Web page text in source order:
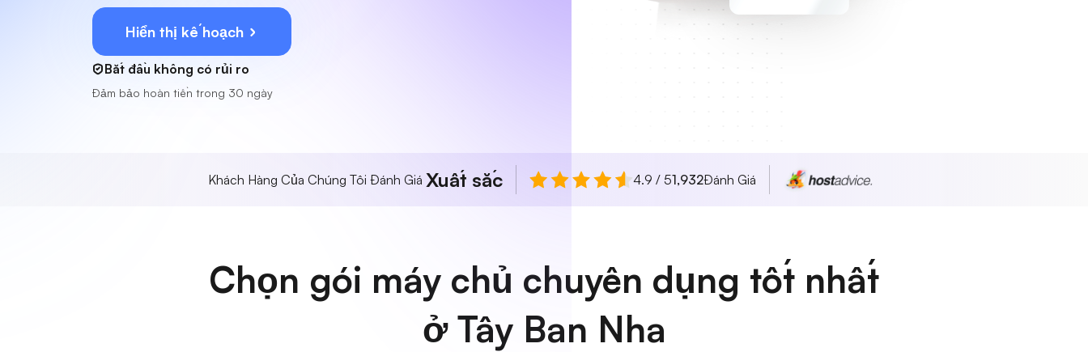
Hiển thị kế hoạch
Bắt đầu không có rủi ro
Đảm bảo hoàn tiền trong 30 ngày
Khách Hàng Của Chúng Tôi Đánh Giá Xuất sắc 4.9 / 51,932Đánh Giá
Chọn gói máy chủ chuyên dụng tốt nhất
ở Tây Ban Nha